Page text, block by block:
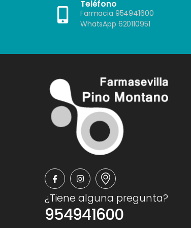
Teléfono
Farmacia 954941600
WhatsApp 620110951
¿Tiene alguna pregunta?
954941600